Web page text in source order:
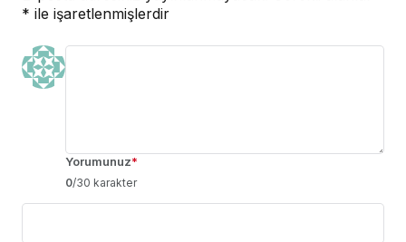
* ile işaretlenmişlerdir
Yorumunuz*
0/30 karakter